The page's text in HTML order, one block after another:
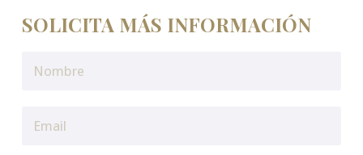
SOLICITA MÁS INFORMACIÓN